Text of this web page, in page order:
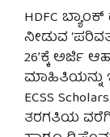
HDFC
ನೀಡುವ
26’ಕ್ಕೆ ಅರ್ಜಿ
ಮಾಹಿತಿಯನ್ನು
ECSS
ತರಗತಿಯ